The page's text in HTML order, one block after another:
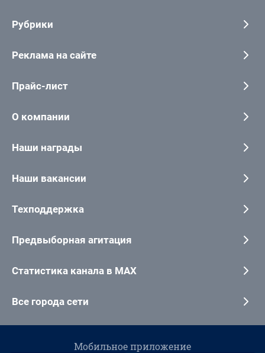
Рубрики
Реклама на сайте
Прайс-лист
О компании
Наши награды
Наши вакансии
Техподдержка
Предвыборная агитация
Статистика канала в MAX
Все города сети
Мобильное приложение